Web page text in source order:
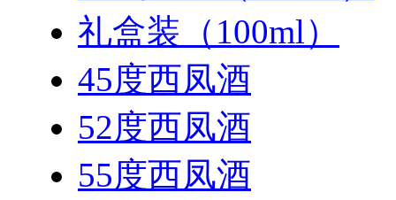
礼盒装（100ml）
45度西凤酒
52度西凤酒
55度西凤酒